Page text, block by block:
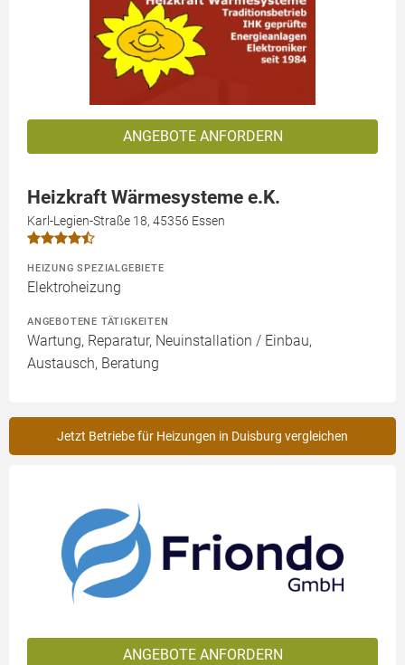
ANGEBOTE ANFORDERN
Heizkraft Wärmesysteme e.K.
Karl-Legien-Straße 18, 45356 Essen
HEIZUNG SPEZIALGEBIETE
Elektroheizung
ANGEBOTENE TÄTIGKEITEN
Wartung, Reparatur, Neuinstallation / Einbau,
Austausch, Beratung
Jetzt Betriebe für Heizungen in Duisburg vergleichen
ANGEBOTE ANFORDERN